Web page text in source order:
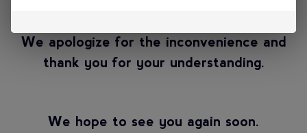
We apologize for the inconvenience and
thank you for your understanding.
We hope to see you again soon.